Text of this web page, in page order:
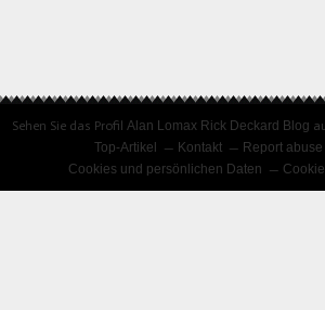
Sehen Sie das ProfilAlan Lomax Rick Deckard Blog
Top-Artikel
Kontakt Report abuse
Cookies und persönlichen Daten